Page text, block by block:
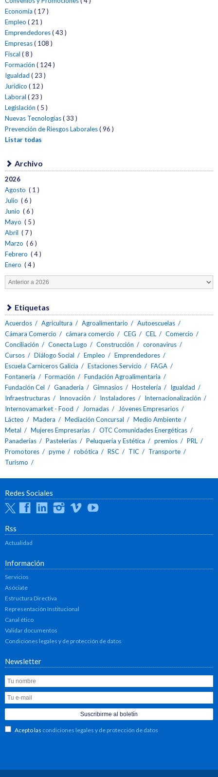
Economía ( 17 )
Empleo ( 21 )
Emprendedores( 43 )
Empresas( 108 )
Fiscal ( 8 )
Formación ( 124 )
Igualdad ( 23 )
Jurídico ( 12 )
Laboral ( 23 )
Legislación ( 5 )
Nuevas Tecnologías( 33 )
Prevención de Riesgos Laborales( 96 )
Listar todas
Archivo
2026
Agosto ( 1 )
Julio ( 6 )
Junio ( 6 )
Mayo ( 5 )
Abril ( 7 )
Marzo ( 6 )
Febrero ( 4 )
Enero ( 4 )
Etiquetas
Acuerdos Agricultura Agroalimentario
Autoescuelas
Cámara Comercio
cámara comercio CEG CEL
Comercio
Conciliación
Conecta Lugo Construcción
coronavirus
Cursos
Diálogo Social Empleo
Emprendedores
Escuela Carniceros Galicia
Estaciones Servicio
FAGA
Fontanería
Formación
Fundación Agroalimentaria
Fundación Cel
Ganadería Gimnasios Hostelería
Igualdad
Infraestructuras
Innovación Instaladores
Internacionalización
Internovamarket - Food
Jornadas
Jóvenes Empresarios
Lácteo
Madera Mediación Concursal
Medio Ambiente
Metal
Mujeres Empresarias
OTC Comunidades Energéticas
Panaderías
Pastelerías Peluquería y Estética premios
PRL
Promotores
pyme robótica RSC TIC
Transporte
Turismo
Redes Sociales
TwitterFacebookLinkedinInstagram
Vimeo
Rss
Actualidad
Información
Servicios
Asóciate
Estructura Directiva
Representación Institucional
Canal ético
Validar documentos
Condiciones legales y de protección de datos
Newsletter
Acepto las condiciones legales y de protección de datos